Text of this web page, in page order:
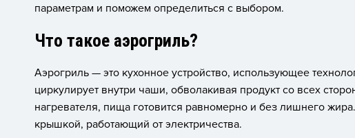
параметрам и поможем определиться с выбором.
Что такое аэрогриль?
Аэрогриль — это кухонное устройство, использующее
циркулирует внутри чаши, обволакивая продукт со всех
нагревателя, пища готовится равномерно и без лишнего
крышкой, работающий от электричества.